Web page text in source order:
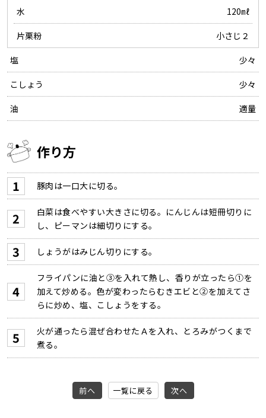
水 120㎖
片栗粉 小さじ２
塩 少々
こしょう 少々
油 適量
作り方
豚肉は一口大に切る。
白菜は食べやすい大きさに切る。にんじんは短冊切りに
し、ピーマンは細切りにする。
しょうがはみじん切りにする。
フライパンに油と③を入れて熱し、香りが立ったら①を
加えて炒める。色が変わったらむきエビと②を加えてさ
らに炒め、塩、こしょうをする。
火が通ったら混ぜ合わせたＡを入れ、とろみがつくまで
煮る。
前へ 一覧に戻る 次へ